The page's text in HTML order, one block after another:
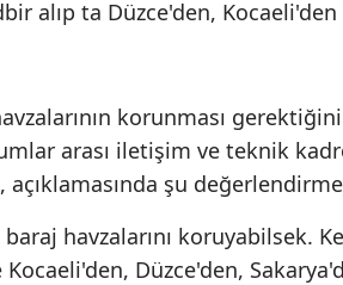
alıp ta Düzce'den,
korunması
arası iletişim ve teknik
şu
havzalarını koruyabilsek.
Düzce'den,